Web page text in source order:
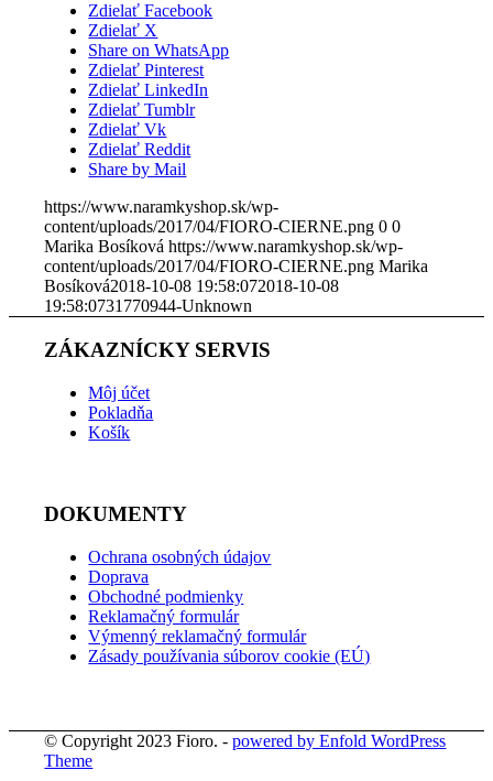
Zdielať Facebook
Zdielať X
Share on WhatsApp
Zdielať Pinterest
Zdielať LinkedIn
Zdielať Tumblr
Zdielať Vk
Zdielať Reddit
Share by Mail
https://www.naramkyshop.sk/wp-
content/uploads/2017/04/FIORO-CIERNE.png 0 0
Marika Bosíková https://www.naramkyshop.sk/wp-
content/uploads/2017/04/FIORO-CIERNE.png Marika
Bosíková2018-10-08 19:58:072018-10-08
19:58:0731770944-Unknown
ZÁKAZNÍCKY SERVIS
Môj účet
Pokladňa
Košík
DOKUMENTY
Ochrana osobných údajov
Doprava
Obchodné podmienky
Reklamačný formulár
Výmenný reklamačný formulár
Zásady používania súborov cookie (EÚ)
© Copyright 2023 Fioro. -powered by Enfold WordPress
Theme